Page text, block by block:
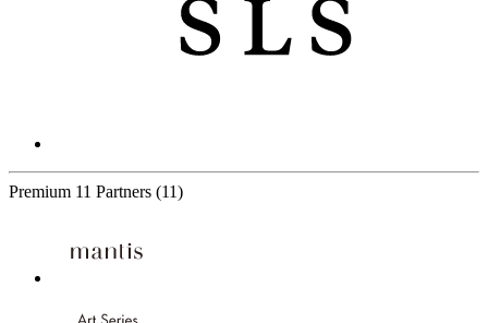
Premium 11 Partners (11)